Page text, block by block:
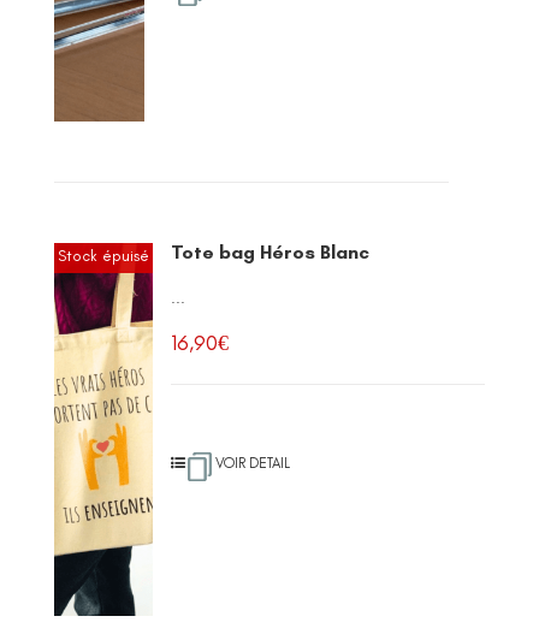
Stock épuisé Tote bag Héros Blanc
...
16,90€
VOIR DETAIL